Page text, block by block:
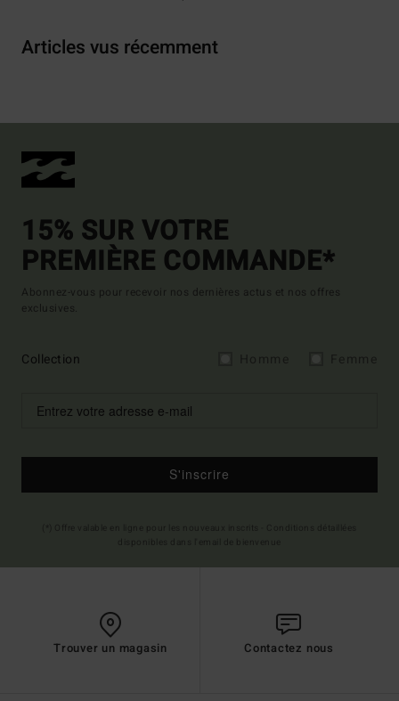
Articles vus récemment
15% SUR VOTRE
PREMIÈRE COMMANDE*
Abonnez-vous pour recevoir nos dernières actus et nos offres
exclusives.
Collection
S'inscrire
Trouver un magasin Contactez nous